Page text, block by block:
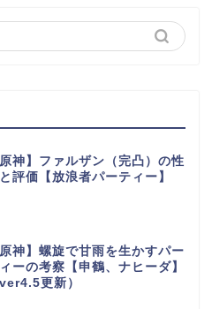
原神】ファルザン（完凸）の性
評価【放浪者パーティー】
原神】螺旋で甘雨を生かすパー
ーの考察【申鶴、ナヒーダ】
ver4.5更新）